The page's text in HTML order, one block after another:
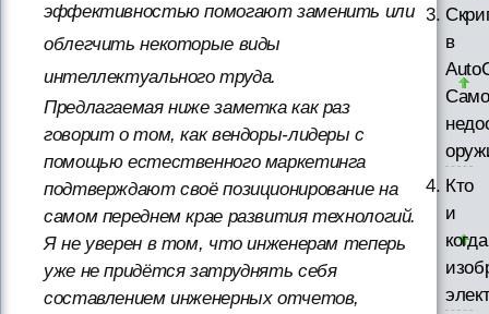
эффективностью помогают заменить или
облегчить некоторые виды
интеллектуального труда.
Предлагаемая ниже заметка как раз
говорит о том, как вендоры-лидеры с
помощью естественного маркетинга
подтверждают своё позиционирование на
самом переднем крае развития технологий.
Я не уверен в том, что инженерам теперь
уже не придётся затруднять себя
составлением инженерных отчетов,
в
Кто
и
когда